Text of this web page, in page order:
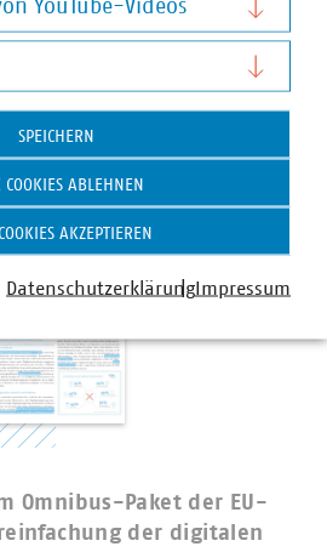
Omnibus-Paket der EU-
der digitalen
YouTube-Videos
Videos
SPEICHERN
COOKIES ABLEHNEN
AKZEPTIEREN
DatenschutzerklärungImpressum